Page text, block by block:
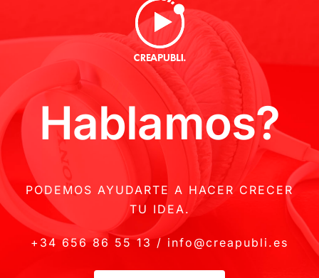
Hablamos?
PODEMOS AYUDARTE A HACER CRECER
TU IDEA.
+34 656 86 55 13 / info@creapubli.es